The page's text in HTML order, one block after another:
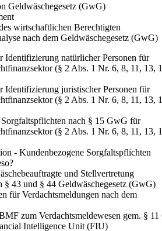
Geldwäschegesetz (GwG)
wirtschaftlichen Berechtigten
nach dem Geldwäschegesetz (GwG)
Identifizierung natürlicher Personen für
(§ 2 Abs. 1 Nr. 6, 8, 11, 13,
Identifizierung juristischer Personen für
(§ 2 Abs. 1 Nr. 6, 8, 11, 13,
nach § 15 GwG für
(§ 2 Abs. 1 Nr. 6, 8, 11, 13,
- Kundenbezogene Sorgfaltspflichten
und Stellvertretung
§ 43 und § 44 Geldwäschegesetz (GwG)
für Verdachtsmeldungen nach dem
zum Verdachtsmeldewesen gem. §
Intelligence Unit (FIU)